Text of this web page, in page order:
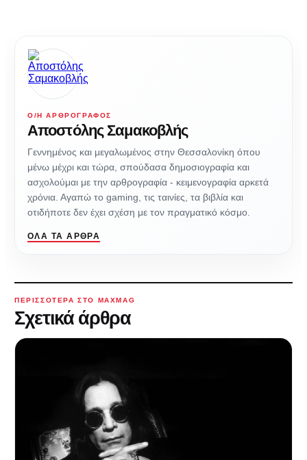
Ο/Η ΑΡΘΡΟΓΡΆΦΟΣ
Αποστόλης Σαμακοβλής
Γεννημένος και μεγαλωμένος στην Θεσσαλονίκη όπου
μένω μέχρι και τώρα, σπούδασα δημοσιογραφία και
ασχολούμαι με την αρθρογραφία - κειμενογραφία αρκετά
χρόνια. Αγαπώ το gaming, τις ταινίες, τα βιβλία και
οτιδήποτε δεν έχει σχέση με τον πραγματικό κόσμο.
ΌΛΑ ΤΑ ΆΡΘΡΑ
ΠΕΡΙΣΣΌΤΕΡΑ ΣΤΟ MAXMAG
Σχετικά άρθρα